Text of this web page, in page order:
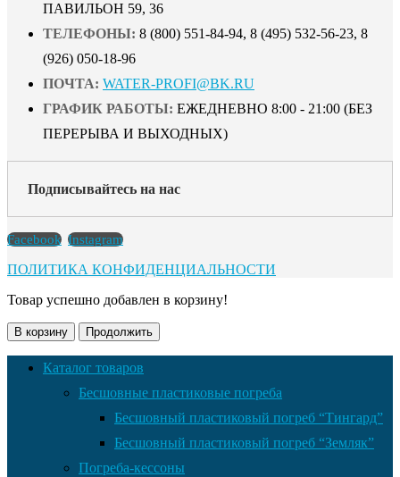
ПАВИЛЬОН 59, 36
ТЕЛЕФОНЫ: 8 (800) 551-84-94, 8 (495) 532-56-23, 8
(926) 050-18-96
ПОЧТА: WATER-PROFI@BK.RU
ГРАФИК РАБОТЫ: ЕЖЕДНЕВНО 8:00 - 21:00 (БЕЗ
ПЕРЕРЫВА И ВЫХОДНЫХ)
Подписывайтесь на нас
Facebook Instagram
ПОЛИТИКА КОНФИДЕНЦИАЛЬНОСТИ
Товар успешно добавлен в корзину!
В корзину Продолжить
Каталог товаров
Бесшовные пластиковые погреба
Бесшовный пластиковый погреб “Тингард”
Бесшовный пластиковый погреб “Земляк”
Погреба-кессоны